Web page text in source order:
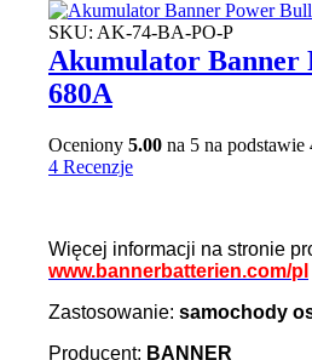
SKU: AK-74-BA-PO-P
Akumulator Banner
680A
Oceniony 5.00 na 5 na podstawie
4 Recenzje
Więcej informacji na stronie
www.bannerbatterien.com/pl
Zastosowanie: samochody
Producent: BANNER